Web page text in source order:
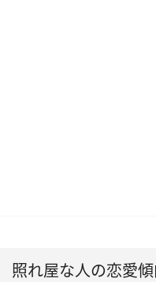
照れ屋な人の恋愛